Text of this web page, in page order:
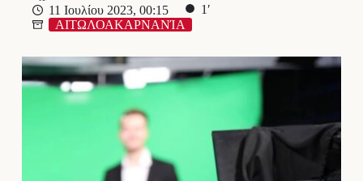
11 Ιουλίου 2023, 00:15
1′
ΑΙΤΩΛΟΑΚΑΡΝΑΝΊΑ